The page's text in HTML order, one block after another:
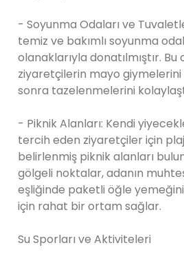
- Soyunma Odaları ve
temiz ve bakımlı soyunma
olanaklarıyla donatılmıştır.
ziyaretçilerin mayo
sonra tazelenmelerini
- Piknik Alanları: Kendi
tercih eden ziyaretçiler için plaj
belirlenmiş piknik alanları
gölgeli noktalar, adanın
eşliğinde paketli öğle
için rahat bir ortam sağlar.
Su Sporları ve Aktiviteleri